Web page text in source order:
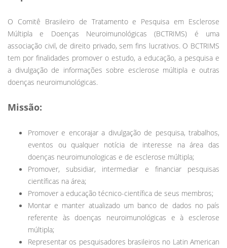
O Comitê Brasileiro de Tratamento e Pesquisa em Esclerose
Múltipla e Doenças Neuroimunológicas (BCTRIMS) é uma
associação civil, de direito privado, sem fins lucrativos. O BCTRIMS
tem por finalidades promover o estudo, a educação, a pesquisa e
a divulgação de informações sobre esclerose múltipla e outras
doenças neuroimunológicas.
Missão:
Promover e encorajar a divulgação de pesquisa, trabalhos,
eventos ou qualquer notícia de interesse na área das
doenças neuroimunologicas e de esclerose múltipla;
Promover, subsidiar, intermediar e financiar pesquisas
científicas na área;
Promover a educação técnico-científica de seus membros;
Montar e manter atualizado um banco de dados no país
referente às doenças neuroimunológicas e à esclerose
múltipla;
Representar os pesquisadores brasileiros no Latin American